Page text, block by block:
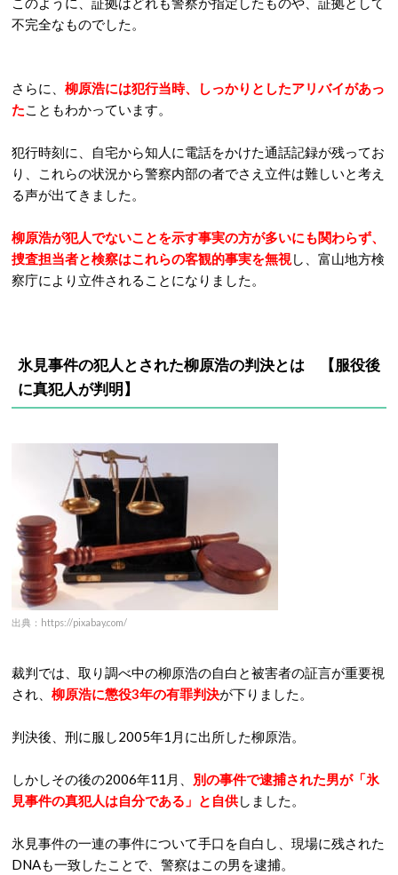
不完全なものでした。
さらに、 柳原浩には犯行当時、しっかりとしたアリバイがあっ
たこともわかっています。
犯行時刻に、自宅から知人に電話をかけた通話記録が残ってお
り、これらの状況から警察内部の者でさえ立件は難しいと考え
る声が出てきました。
柳原浩が犯人でないことを示す事実の方が多いにも関わらず、
捜査担当者と検察はこれらの客観的事実を無視し、富山地方検
察庁により立件されることになりました。
氷見事件の犯人とされた柳原浩の判決とは 【服役後
に真犯人が判明】
出典：https://pixabay.com/
裁判では、取り調べ中の柳原浩の自白と被害者の証言が重要視
され、 柳原浩に懲役3年の有罪判決が下りました。
判決後、刑に服し2005年1月に出所した柳原浩。
しかしその後の2006年11月、 別の事件で逮捕された男が「氷
見事件の真犯人は自分である」と自供しました。
氷見事件の一連の事件について手口を自白し、現場に残された
DNAも一致したことで、警察はこの男を逮捕。